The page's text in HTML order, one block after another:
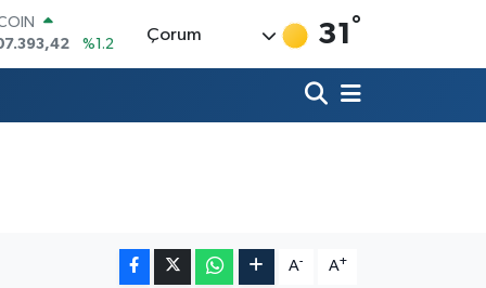
%0.17
Çorum 31 °
A- A+